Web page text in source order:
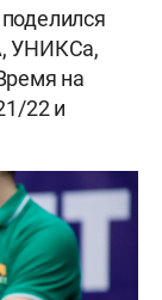
УНИКСа,
на
22 и